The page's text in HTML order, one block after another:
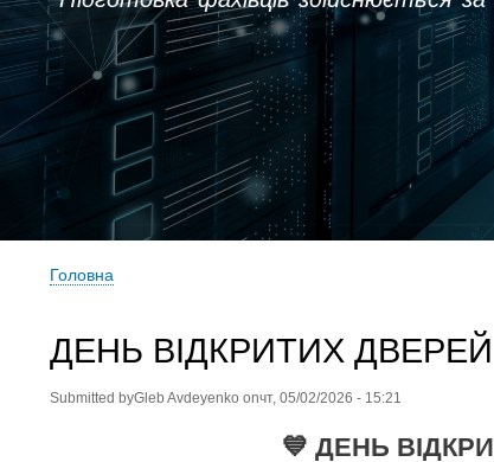
Головна
ДЕНЬ ВІДКРИТИХ ДВЕРЕЙ
Submitted byGleb Avdeyenko onчт, 05/02/2026 - 15:21
💙 ДЕНЬ